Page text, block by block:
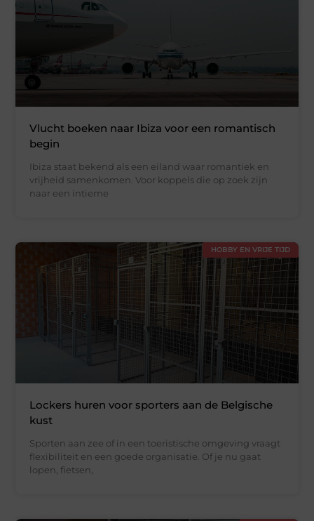
Vlucht boeken naar Ibiza voor een romantisch
begin
Ibiza staat bekend als een eiland waar romantiek en
vrijheid samenkomen. Voor koppels die op zoek zijn
naar een intieme
HOBBY EN VRIJE TIJD
Lockers huren voor sporters aan de Belgische
kust
Sporten aan zee of in een toeristische omgeving vraagt
flexibiliteit en een goede organisatie. Of je nu gaat
lopen, fietsen,